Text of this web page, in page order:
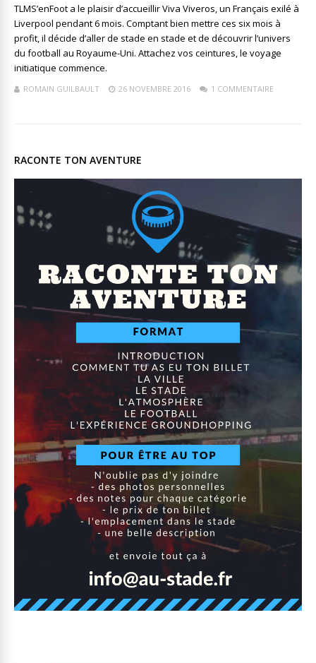
TLMS’enFoot a le plaisir d’accueillir Viva Viveros, un Français exilé à
Liverpool pendant 6 mois. Comptant bien mettre ces six mois à
profit, il décide d’aller de stade en stade et de découvrir l’univers
du football au Royaume-Uni. Attachez vos ceintures, le voyage
initiatique commence.
ROMAIN GUILBAULT 26 NOVEMBRE 2016 1 COMMENTAIRE
RACONTE TON AVENTURE